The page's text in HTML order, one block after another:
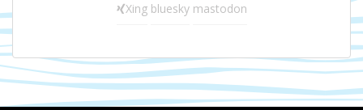
Xing bluesky mastodon